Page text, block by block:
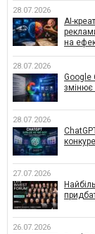
28.07.2026
AI-
на
28.07.2026
Google
змінює
28.07.2026
27.07.2026
26.07.2026